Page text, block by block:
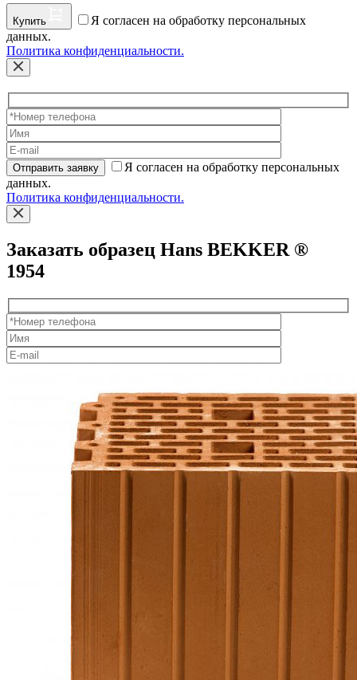
Купить
Я согласен на обработку персональных
данных.
Политика конфиденциальности.
Отправить заявку
Я согласен на обработку персональных
данных.
Политика конфиденциальности.
Заказать образец Hans BEKKER ®
1954